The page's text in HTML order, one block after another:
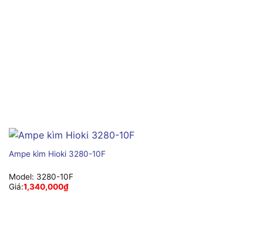
Ampe kìm Hioki 3280-10F
Model: 3280-10F
Giá:1,340,000₫